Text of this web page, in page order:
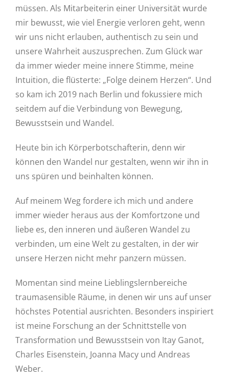
müssen. Als Mitarbeiterin einer Universität wurde
mir bewusst, wie viel Energie verloren geht, wenn
wir uns nicht erlauben, authentisch zu sein und
unsere Wahrheit auszusprechen. Zum Glück war
da immer wieder meine innere Stimme, meine
Intuition, die flüsterte: „Folge deinem Herzen“. Und
so kam ich 2019 nach Berlin und fokussiere mich
seitdem auf die Verbindung von Bewegung,
Bewusstsein und Wandel.
Heute bin ich Körperbotschafterin, denn wir
können den Wandel nur gestalten, wenn wir ihn in
uns spüren und beinhalten können.
Auf meinem Weg fordere ich mich und andere
immer wieder heraus aus der Komfortzone und
liebe es, den inneren und äußeren Wandel zu
verbinden, um eine Welt zu gestalten, in der wir
unsere Herzen nicht mehr panzern müssen.
Momentan sind meine Lieblingslernbereiche
traumasensible Räume, in denen wir uns auf unser
höchstes Potential ausrichten. Besonders inspiriert
ist meine Forschung an der Schnittstelle von
Transformation und Bewusstsein von Itay Ganot,
Charles Eisenstein, Joanna Macy und Andreas
Weber.